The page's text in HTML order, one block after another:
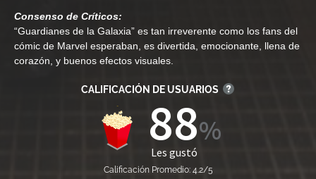
Consenso de Críticos:
“Guardianes de la Galaxia” es tan irreverente como los fans del
cómic de Marvel esperaban, es divertida, emocionante, llena de
corazón, y buenos efectos visuales.
CALIFICACIÓN DE USUARIOS
88
Les gustó
Calificación Promedio: 4.2/5